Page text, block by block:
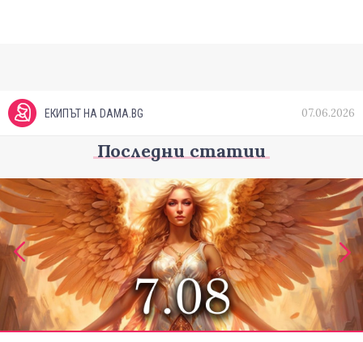
ЕКИПЪТ НА DAMA.BG 07.06.2026
Последни статии